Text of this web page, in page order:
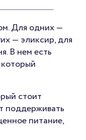
Для одних —
— эликсир, для
В нем есть
который
стоит
поддерживать
питание,